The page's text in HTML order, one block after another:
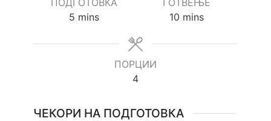
5 minutes
mins
10 minutes
mins
ПОРЦИИ
4
ЧЕКОРИ НА ПОДГОТОВКА